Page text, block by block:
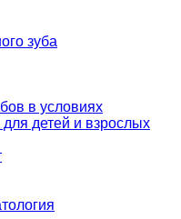
зуба
в условиях
детей и взрослых